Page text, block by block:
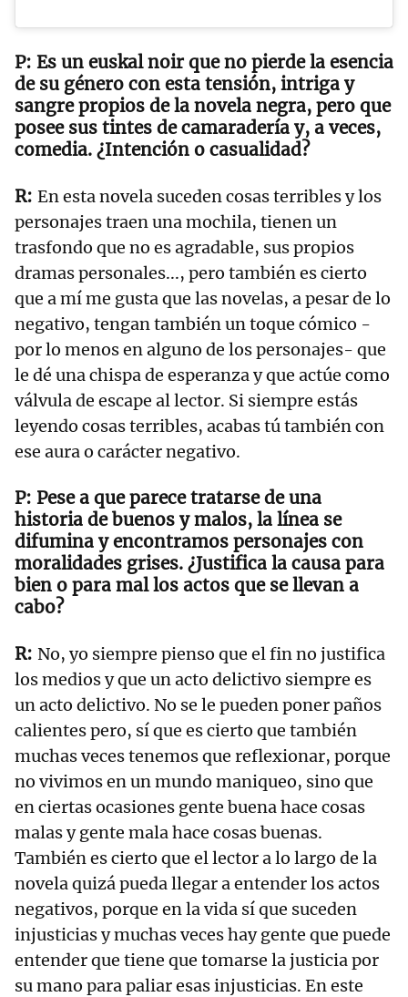
Es un euskal noir que no pierde la esencia
de su género con esta tensión, intriga y
sangre propios de la novela negra, pero que
posee sus tintes de camaradería y, a veces,
comedia. ¿Intención o casualidad?
En esta novela suceden cosas terribles y los
personajes traen una mochila, tienen un
trasfondo que no es agradable, sus propios
dramas personales..., pero también es cierto
que a mí me gusta que las novelas, a pesar de lo
negativo, tengan también un toque cómico -
por lo menos en alguno de los personajes- que
le dé una chispa de esperanza y que actúe como
válvula de escape al lector. Si siempre estás
leyendo cosas terribles, acabas tú también con
ese aura o carácter negativo.
Pese a que parece tratarse de una
historia de buenos y malos, la línea se
difumina y encontramos personajes con
moralidades grises. ¿Justifica la causa para
bien o para mal los actos que se llevan a
cabo?
No, yo siempre pienso que el fin no justifica
los medios y que un acto delictivo siempre es
un acto delictivo. No se le pueden poner paños
calientes pero, sí que es cierto que también
muchas veces tenemos que reflexionar, porque
no vivimos en un mundo maniqueo, sino que
en ciertas ocasiones gente buena hace cosas
malas y gente mala hace cosas buenas.
También es cierto que el lector a lo largo de la
novela quizá pueda llegar a entender los actos
negativos, porque en la vida sí que suceden
injusticias y muchas veces hay gente que puede
entender que tiene que tomarse la justicia por
su mano para paliar esas injusticias. En este